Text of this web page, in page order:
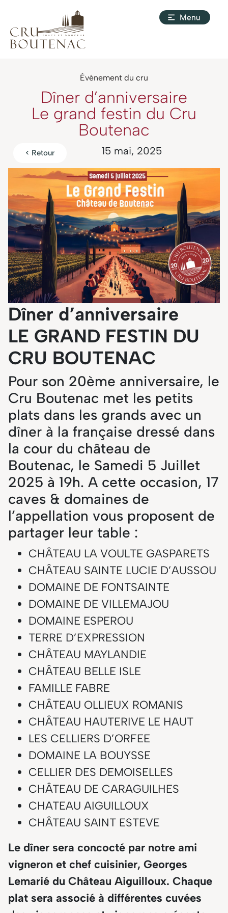
Événement du cru
Dîner d’anniversaire
Le grand festin du Cru
Boutenac
< Retour 15 mai, 2025
Dîner d’anniversaire
LE GRAND FESTIN DU
CRU BOUTENAC
Pour son 20ème anniversaire, le
Cru Boutenac met les petits
plats dans les grands avec un
dîner à la française dressé dans
la cour du château de
Boutenac, le Samedi 5 Juillet
2025 à 19h. A cette occasion, 17
caves & domaines de
l’appellation vous proposent de
partager leur table :
CHÂTEAU LA VOULTE GASPARETS
CHÂTEAU SAINTE LUCIE D’AUSSOU
DOMAINE DE FONTSAINTE
DOMAINE DE VILLEMAJOU
DOMAINE ESPEROU
TERRE D’EXPRESSION
CHÂTEAU MAYLANDIE
CHÂTEAU BELLE ISLE
FAMILLE FABRE
CHÂTEAU OLLIEUX ROMANIS
CHÂTEAU HAUTERIVE LE HAUT
LES CELLIERS D’ORFEE
DOMAINE LA BOUYSSE
CELLIER DES DEMOISELLES
CHÂTEAU DE CARAGUILHES
CHATEAU AIGUILLOUX
CHÂTEAU SAINT ESTEVE
Le dîner sera concocté par notre ami
vigneron et chef cuisinier, Georges
Lemarié du Château Aiguilloux. Chaque
plat sera associé à différentes cuvées